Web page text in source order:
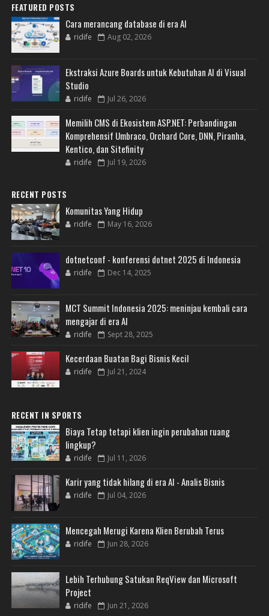
FEATURED POSTS
Cara merancang database di era AI
ridife Aug 02, 2026
Ekstraksi Azure Boards untuk Kebutuhan AI di Visual
Studio
ridife Jul 26, 2026
Memilih CMS di Ekosistem ASP.NET: Perbandingan
Komprehensif Umbraco, Orchard Core, DNN, Piranha,
Kentico, dan Sitefinity
ridife Jul 19, 2026
RECENT POSTS
Komunitas Yang Hidup
ridife May 16, 2026
dotnetconf - konferensi dotnet 2025 di Indonesia
ridife Dec 14, 2025
MCT Summit Indonesia 2025: meninjau kembali cara
mengajar di era AI
ridife Sept 28, 2025
Kecerdaan Buatan Bagi Bisnis Kecil
ridife Jul 21, 2024
RECENT IN SPORTS
Biaya Tetap tetapi klien ingin perubahan ruang
lingkup?
ridife Jul 11, 2026
Karir yang tidak hilang di era AI - Analis Bisnis
ridife Jul 04, 2026
Mencegah Merugi Karena Klien Berubah Terus
ridife Jun 28, 2026
Lebih Terhubung Satukan ReqView dan Microsoft
Project
ridife Jun 21, 2026